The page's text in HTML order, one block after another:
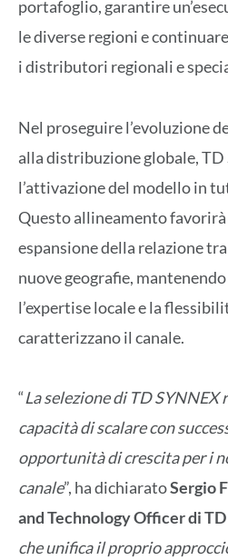
portafoglio, garantire
le diverse regioni e
i distributori regionali e
Nel proseguire l’evoluzione
alla distribuzione globale,
l’attivazione del modello in
Questo allineamento
espansione della relazione
nuove geografie,
l’expertise locale e la
caratterizzano il canale.
“La selezione di TD
capacità di scalare con
opportunità di crescita per i
canale”, ha dichiaratoSergio
and Technology Officer di
che unifica il proprio